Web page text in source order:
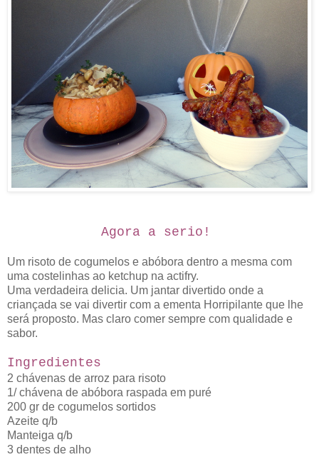
Agora a serio!
Um risoto de cogumelos e abóbora dentro a mesma com
uma costelinhas ao ketchup na actifry.
Uma verdadeira delicia. Um jantar divertido onde a
criançada se vai divertir com a ementa Horripilante que lhe
será proposto. Mas claro comer sempre com qualidade e
sabor.
Ingredientes
2 chávenas de arroz para risoto
1/ chávena de abóbora raspada em puré
200 gr de cogumelos sortidos
Azeite q/b
Manteiga q/b
3 dentes de alho